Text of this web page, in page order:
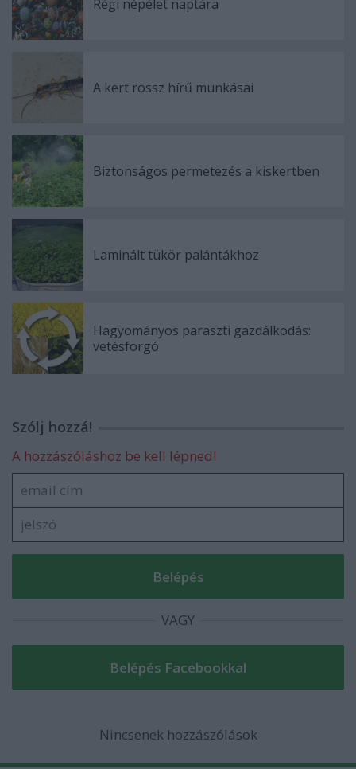
Régi népélet naptára
A kert rossz hírű munkásai
Biztonságos permetezés a kiskertben
Laminált tükör palántákhoz
Hagyományos paraszti gazdálkodás:
vetésforgó
Szólj hozzá!
A hozzászóláshoz be kell lépned!
VAGY
Nincsenek hozzászólások